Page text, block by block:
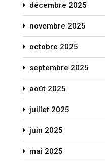
décembre 2025
novembre 2025
octobre 2025
septembre 2025
août 2025
juillet 2025
juin 2025
mai 2025